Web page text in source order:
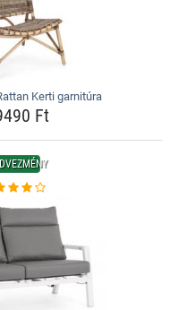
Kerti garnitúra
Ft